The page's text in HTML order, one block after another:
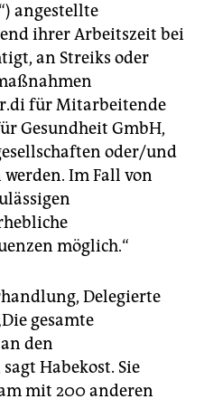
angestellte
ihrer Arbeitszeit bei
an Streiks oder
für Mitarbeitende
Gesundheit GmbH,
oder/und
Im Fall von
möglich.“
Delegierte
gesamte
den
Habekost. Sie
mit 200 anderen